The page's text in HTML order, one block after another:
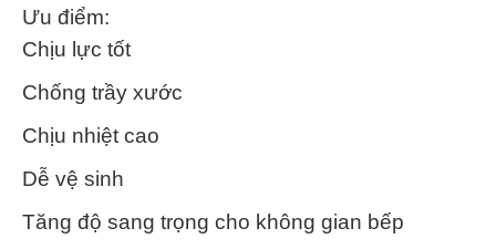
Ưu điểm:
Chịu lực tốt
Chống trầy xước
Chịu nhiệt cao
Dễ vệ sinh
Tăng độ sang trọng cho không gian bếp